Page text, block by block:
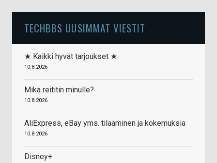
TECHBBS UUSIMMAT VIESTIT
★ Kaikki hyvät tarjoukset ★
10.8.2026
Mikä reititin minulle?
10.8.2026
AliExpress, eBay yms. tilaaminen ja kokemuksia
10.8.2026
Disney+